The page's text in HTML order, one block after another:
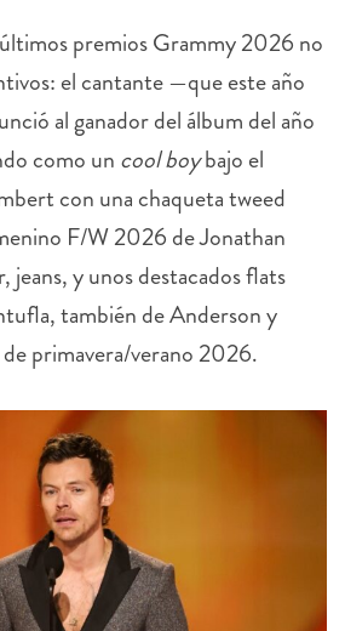
premios Grammy 2026 no
el cantante —que este año
al ganador del álbum del año
como un cool boybajo el
con una chaqueta tweed
F/W 2026 de Jonathan
y unos destacados flats
también de Anderson y
de primavera/verano 2026.